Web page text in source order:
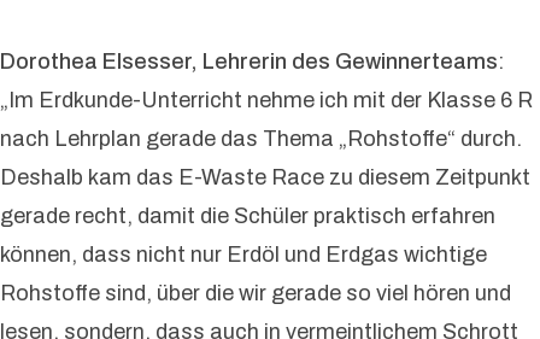
Dorothea Elsesser, Lehrerin des Gewinnerteams:
„Im Erdkunde-Unterricht nehme ich mit der Klasse 6 R
nach Lehrplan gerade das Thema „Rohstoffe“ durch.
Deshalb kam das E-Waste Race zu diesem Zeitpunkt
gerade recht, damit die Schüler praktisch erfahren
können, dass nicht nur Erdöl und Erdgas wichtige
Rohstoffe sind, über die wir gerade so viel hören und
lesen, sondern, dass auch in vermeintlichem Schrott